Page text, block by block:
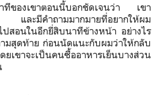
าทีของเขาตอนนี้บอกชัดเจนว่า เขา
และมีคำถามมากมายที่อยากให้ผม
สอนในอีกยี่สิบนาทีข้างหน้า อย่างไร
มสุดท้าย ก่อนนัดแนะกับผมว่าให้กลับ
เขาจะเป็นคนซื้ออาหารเย็นบางส่วน